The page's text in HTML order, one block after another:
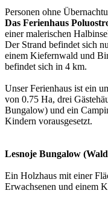
Personen ohne
Das Ferienhaus
einer malerischen
Der Strand befindet sich
einem Kiefernwald und
befindet sich in 4 km.
Unser Ferienhaus ist ein
von 0.75 Ha, drei
Bungalow) und ein
Kindern vorausgesetzt.
Lesnoje Bungalow
Ein Holzhaus mit einer
Erwachsenen und einem